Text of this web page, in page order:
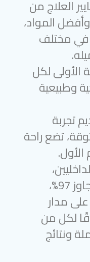
العلاج من
المواد،
في مختلف
الأولى لكل
وطبيعية
تجربة
تضع راحة
ونسبة رضا عملائنا التي تتجاوز 97%،
مدار
لكل من
ونتائج